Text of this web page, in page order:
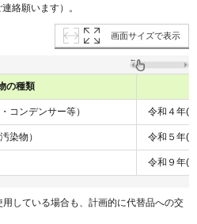
絡願います）。
画面サイズで表示
の種類
コンデンサー等） 令和４年
染物） 令和５年
令和９年
している場合も、計画的に代替品への交